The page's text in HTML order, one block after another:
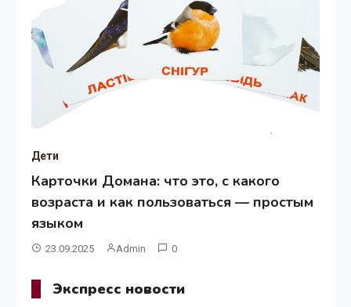
Дети
Карточки Домана: что это, с какого
возраста и как пользоваться — простым
языком
23.09.2025 Admin 0
Экспресс новости